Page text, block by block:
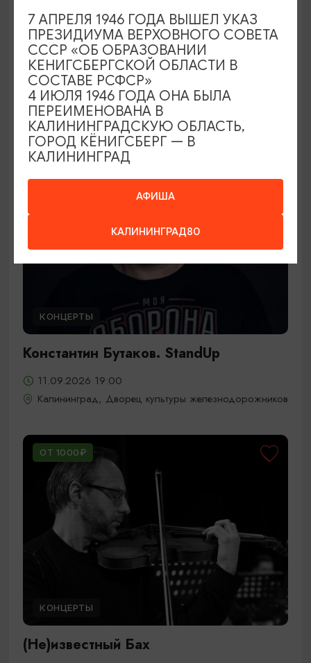
Лорд Фаунтлерой
10.09.2026 19:00
Калининград, Калининградский областной
драматический театр
ОТ 1000₽
КОНЦЕРТЫ
Константин Бутаков. StandUp
11.09.2026 19:00
Калининград, Дворец культуры железнодорожников
ОТ 1000₽
КОНЦЕРТЫ
(Не)известный Бах
АФИША
КАЛИНИНГРАД80
7 АПРЕЛЯ 1946 ГОДА ВЫШЕЛ УКАЗ
ПРЕЗИДИУМА ВЕРХОВНОГО СОВЕТА
СССР «ОБ ОБРАЗОВАНИИ
КЕНИГСБЕРГСКОЙ ОБЛАСТИ В
СОСТАВЕ РСФСР»
4 ИЮЛЯ 1946 ГОДА ОНА БЫЛА
ПЕРЕИМЕНОВАНА В
КАЛИНИНГРАДСКУЮ ОБЛАСТЬ,
ГОРОД КЁНИГСБЕРГ — В
КАЛИНИНГРАД